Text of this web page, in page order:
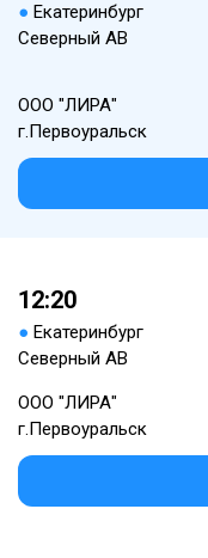
● Екатеринбург
Северный АВ
ООО "ЛИРА"
г.Первоуральск
12:20
● Екатеринбург
Северный АВ
ООО "ЛИРА"
г.Первоуральск